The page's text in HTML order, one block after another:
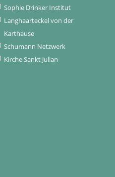
Sophie Drinker Institut
Langhaarteckel von der
Karthause
Schumann Netzwerk
Kirche Sankt Julian